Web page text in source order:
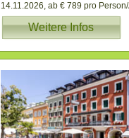
14.11.2026, ab € 789 pro
Weitere Infos